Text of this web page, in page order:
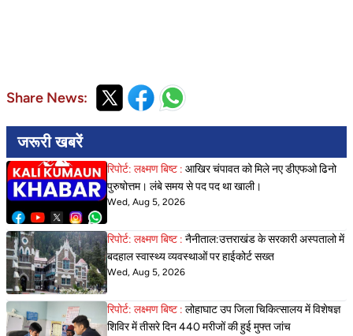
Share News:
जरूरी खबरें
रिपोर्ट: लक्ष्मण बिष्ट : आखिर चंपावत को मिले नए डीएफओ ढिनो
पुरुषोत्तम। लंबे समय से पद पद था खाली।
Wed, Aug 5, 2026
रिपोर्ट: लक्ष्मण बिष्ट : नैनीताल:उत्तराखंड के सरकारी अस्पतालो में
बदहाल स्वास्थ्य व्यवस्थाओं पर हाईकोर्ट सख्त
Wed, Aug 5, 2026
रिपोर्ट: लक्ष्मण बिष्ट : लोहाघाट उप जिला चिकित्सालय में विशेषज्ञ
शिविर में तीसरे दिन 440 मरीजों की हुई मुफ्त जांच